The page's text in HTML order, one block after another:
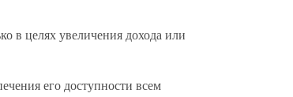
в целях увеличения дохода или
его доступности всем